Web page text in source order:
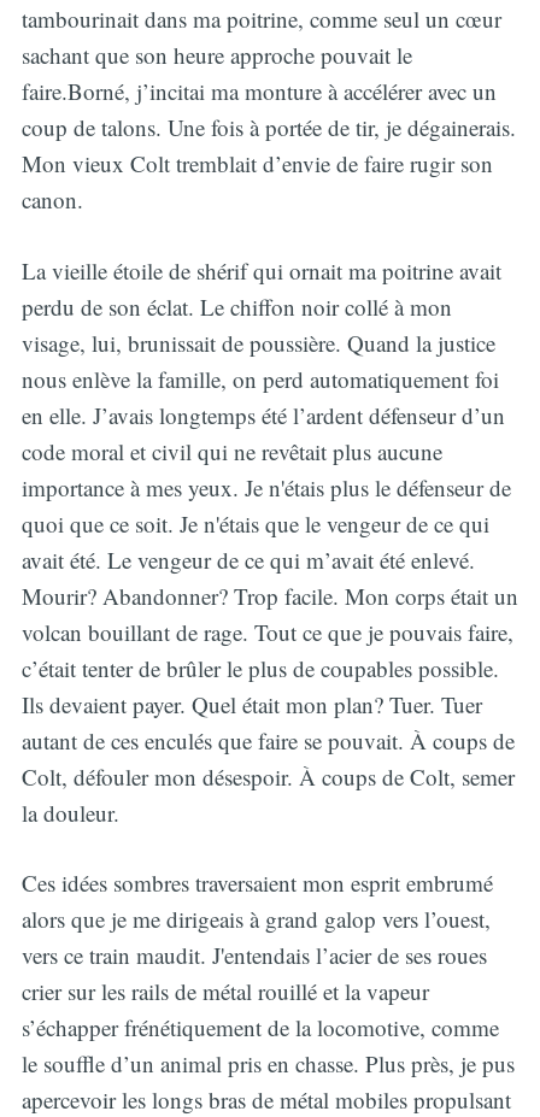
tambourinait dans ma poitrine, comme seul un cœur
sachant que son heure approche pouvait le
faire.Borné, j’incitai ma monture à accélérer avec un
coup de talons. Une fois à portée de tir, je dégainerais.
Mon vieux Colt tremblait d’envie de faire rugir son
canon.
La vieille étoile de shérif qui ornait ma poitrine avait
perdu de son éclat. Le chiffon noir collé à mon
visage, lui, brunissait de poussière. Quand la justice
nous enlève la famille, on perd automatiquement foi
en elle. J’avais longtemps été l’ardent défenseur d’un
code moral et civil qui ne revêtait plus aucune
importance à mes yeux. Je n'étais plus le défenseur de
quoi que ce soit. Je n'étais que le vengeur de ce qui
avait été. Le vengeur de ce qui m’avait été enlevé.
Mourir? Abandonner? Trop facile. Mon corps était un
volcan bouillant de rage. Tout ce que je pouvais faire,
c’était tenter de brûler le plus de coupables possible.
Ils devaient payer. Quel était mon plan? Tuer. Tuer
autant de ces enculés que faire se pouvait. À coups de
Colt, défouler mon désespoir. À coups de Colt, semer
la douleur.
Ces idées sombres traversaient mon esprit embrumé
alors que je me dirigeais à grand galop vers l’ouest,
vers ce train maudit. J'entendais l’acier de ses roues
crier sur les rails de métal rouillé et la vapeur
s’échapper frénétiquement de la locomotive, comme
le souffle d’un animal pris en chasse. Plus près, je pus
apercevoir les longs bras de métal mobiles propulsant